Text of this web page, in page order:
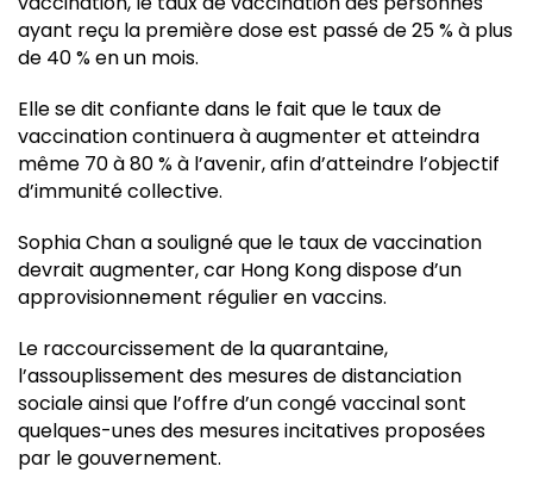
ayant reçu la première dose est passé de 25 % à plus
de 40 % en un mois.
Elle se dit confiante dans le fait que le taux de
vaccination continuera à augmenter et atteindra
même 70 à 80 % à l’avenir, afin d’atteindre l’objectif
d’immunité collective.
Sophia Chan a souligné que le taux de vaccination
devrait augmenter, car Hong Kong dispose d’un
approvisionnement régulier en vaccins.
Le raccourcissement de la quarantaine,
l’assouplissement des mesures de distanciation
sociale ainsi que l’offre d’un congé vaccinal sont
quelques-unes des mesures incitatives proposées
par le gouvernement.